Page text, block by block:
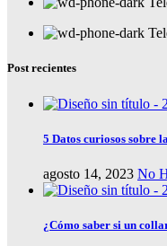
Post recientes
5 Datos curiosos sobre
agosto 14, 2023 No
¿Cómo saber si un